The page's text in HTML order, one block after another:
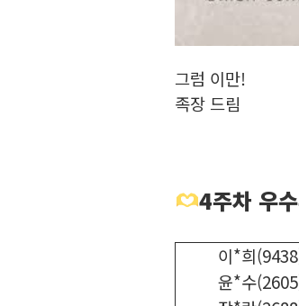
그럼 이만!
족장 드림
4주차 우
이*희
윤*수